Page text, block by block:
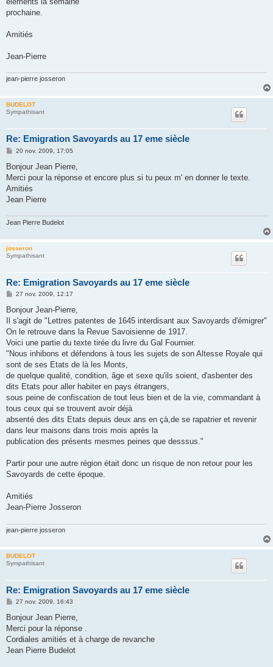
prochaine.
Amitiés
Jean-Pierre
jean-pierre josseron
BUDELOT
Sympathisant
Re: Emigration Savoyards au 17 eme siècle
M
s
a
g
20 nov. 2009, 17:05
Bonjour Jean Pierre,
Merci pour la réponse et encore plus si tu peux m' en donner le texte.
Amitiés
Jean Pierre
Jean Pierre Budelot
josseron
Sympathisant
Re: Emigration Savoyards au 17 eme siècle
M
s
a
g
27 nov. 2009, 12:17
Bonjour Jean-Pierre,
Il s'agit de "Lettres patentes de 1645 interdisant aux Savoyards d'émigrer"
On le retrouve dans la Revue Savoisienne de 1917.
Voici une partie du texte tirée du livre du Gal Fournier.
"Nous inhibons et défendons à tous les sujets de son Altesse Royale qui
sont de ses Etats de là les Monts,
de quelque qualité, condition, âge et sexe qu'ils soient, d'asbenter des
dits Etats pour aller habiter en pays étrangers,
sous peine de confiscation de tout leus bien et de la vie, commandant à
tous ceux qui se trouvent avoir déjà
absenté des dits Etats depuis deux ans en çà,de se rapatrier et revenir
dans leur maisons dans trois mois après la
publication des présents mesmes peines que desssus."
Partir pour une autre région était donc un risque de non retour pour les
Savoyards de cette époque.
Amitiés
Jean-Pierre Josseron
jean-pierre josseron
BUDELOT
Sympathisant
Re: Emigration Savoyards au 17 eme siècle
M
s
a
g
27 nov. 2009, 16:43
Bonjour Jean Pierre,
Merci pour la réponse .
Cordiales amitiés et à charge de revanche
Jean Pierre Budelot